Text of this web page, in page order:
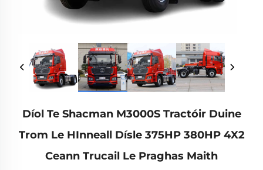
Díol Te Shacman M3000S Tractóir Duine
Trom Le HInneall Dísle 375HP 380HP 4X2
Ceann Trucail Le Praghas Maith